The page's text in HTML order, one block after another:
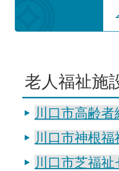
老人福祉施
川口市高齢
川口市神根
川口市芝福